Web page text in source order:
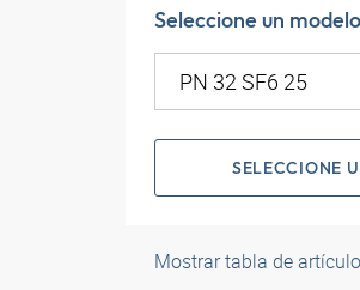
Seleccione un modelo
SELECCIONE
Mostrar tabla de